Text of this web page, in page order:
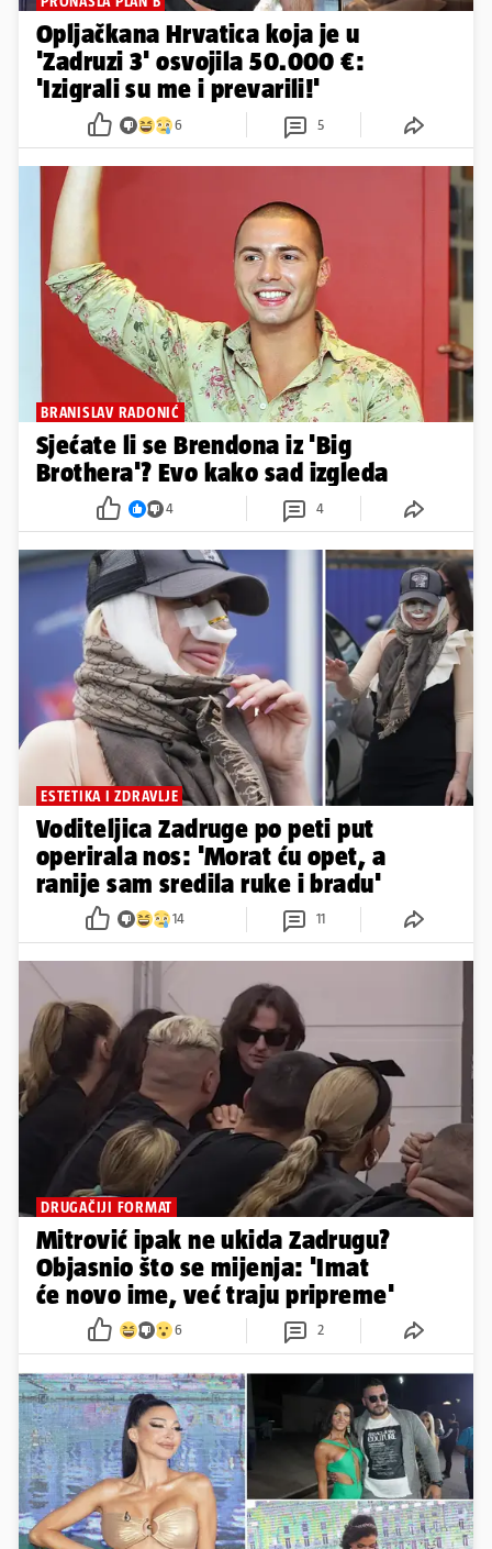
Opljačkana Hrvatica koja je u
'Zadruzi 3' osvojila 50.000 €:
'Izigrali su me i prevarili!'
6 5
BRANISLAV RADONIĆ
Sjećate li se Brendona iz 'Big
Brothera'? Evo kako sad izgleda
4 4
ESTETIKA I ZDRAVLJE
Voditeljica Zadruge po peti put
operirala nos: 'Morat ću opet, a
ranije sam sredila ruke i bradu'
14 11
DRUGAČIJI FORMAT
Mitrović ipak ne ukida Zadrugu?
Objasnio što se mijenja: 'Imat
će novo ime, već traju pripreme'
6 2